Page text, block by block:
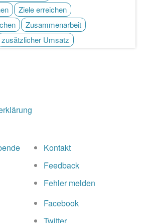
Ziele erreichen
Zusammenarbeit
zusätzlicher Umsatz
Kontakt
Feedback
Fehler melden
Facebook